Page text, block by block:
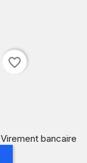
favorite_border